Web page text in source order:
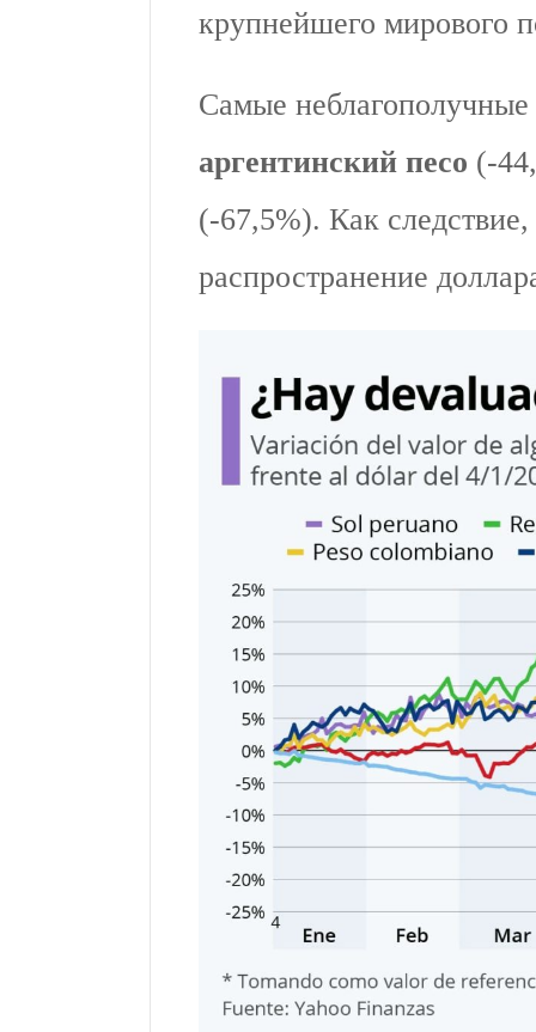
крупнейшего мирового
аргентинский песо (-
(-67,5%). Как следствие,
распространение